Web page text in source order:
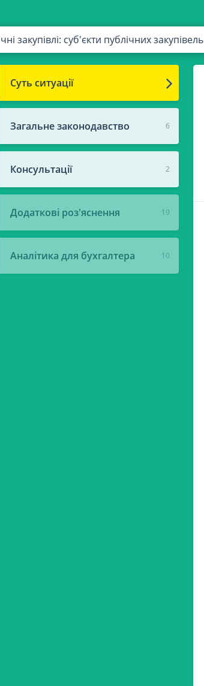
закупівлі: суб'єкти публічних закупівель
Суть ситуації
6
Загальне законодавство
2
Консультації
19
Додаткові роз'яснення
10
Аналітика для бухгалтера